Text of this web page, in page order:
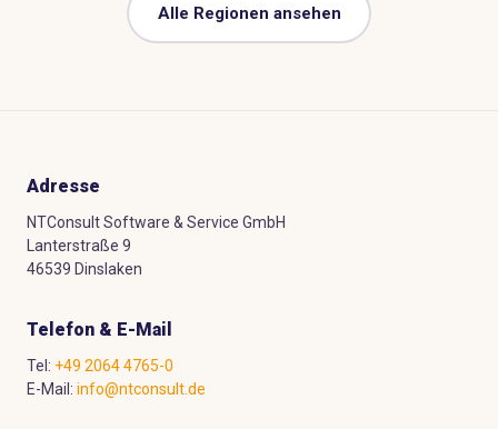
Alle Regionen ansehen
Adresse
NTConsult Software & Service GmbH
Lanterstraße 9
46539 Dinslaken
Telefon & E-Mail
Tel: +49 2064 4765-0
E-Mail: info@ntconsult.de